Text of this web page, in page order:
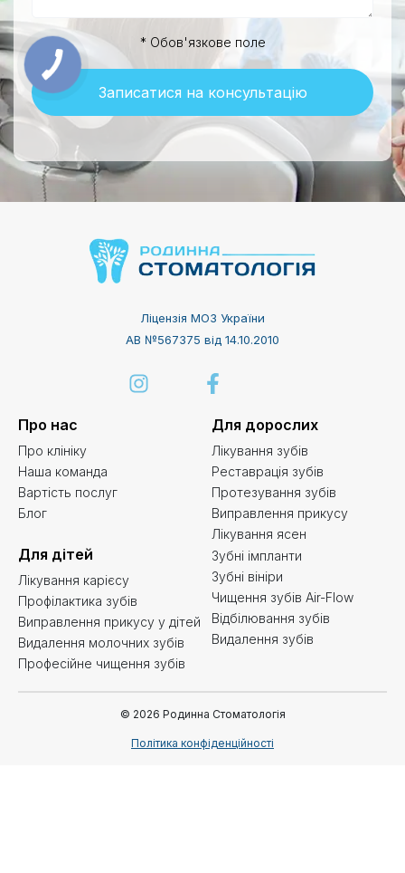
* Обов'язкове поле
Записатися на консультацію
Ліцензія МОЗ України
АВ №567375 від 14.10.2010
Про нас
Про клініку
Наша команда
Вартість послуг
Блог
Для дорослих
Лікування зубів
Реставрація зубів
Протезування зубів
Виправлення прикусу
Лікування ясен
Зубні імпланти
Зубні вініри
Чищення зубів Air-Flow
Відбілювання зубів
Видалення зубів
Для дітей
Лікування карієсу
Профілактика зубів
Виправлення прикусу у дітей
Видалення молочних зубів
Професійне чищення зубів
© 2026 Родинна Стоматологія
Політика конфіденційності